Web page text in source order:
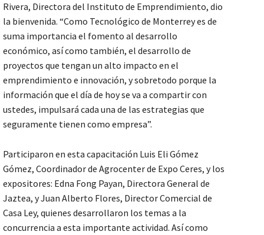
Rivera, Directora del Instituto de Emprendimiento, dio
la bienvenida. “Como Tecnológico de Monterrey es de
suma importancia el fomento al desarrollo
económico, así como también, el desarrollo de
proyectos que tengan un alto impacto en el
emprendimiento e innovación, y sobretodo porque la
información que el día de hoy se va a compartir con
ustedes, impulsará cada una de las estrategias que
seguramente tienen como empresa”.
Participaron en esta capacitación Luis Eli Gómez
Gómez, Coordinador de Agrocenter de Expo Ceres, y los
expositores: Edna Fong Payan, Directora General de
Jaztea, y Juan Alberto Flores, Director Comercial de
Casa Ley, quienes desarrollaron los temas a la
concurrencia a esta importante actividad. Así como